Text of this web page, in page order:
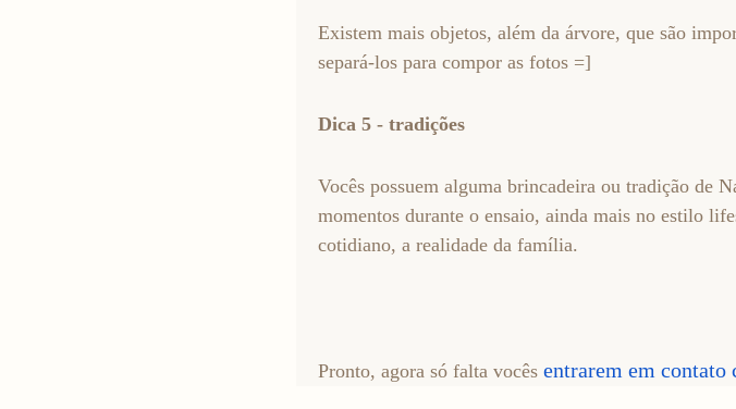
Existem mais objetos, além da árvore, que são
separá-los para compor as fotos =]
Dica 5 - tradições
Vocês possuem alguma brincadeira ou tradição de
momentos durante o ensaio, ainda mais no estilo
cotidiano, a realidade da família.
Pronto, agora só falta vocês entrarem em contato